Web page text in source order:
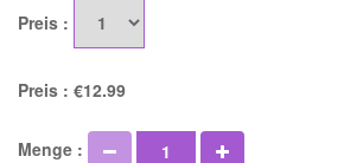
Preis :
Preis : €12.99
Menge :